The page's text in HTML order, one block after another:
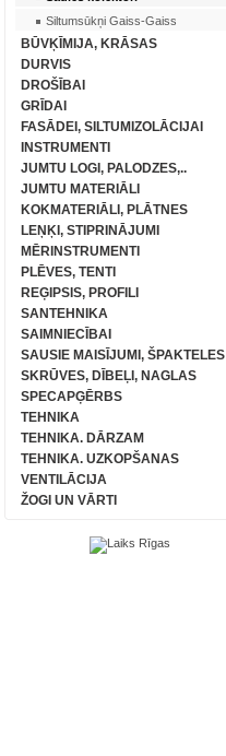
Siltumsūkņi Gaiss-Gaiss
BŪVĶĪMIJA, KRĀSAS
DURVIS
DROŠĪBAI
GRĪDAI
FASĀDEI, SILTUMIZOLĀCIJAI
INSTRUMENTI
JUMTU LOGI, PALODZES,..
JUMTU MATERIĀLI
KOKMATERIĀLI, PLĀTNES
LEŅĶI, STIPRINĀJUMI
MĒRINSTRUMENTI
PLĒVES, TENTI
REĢIPSIS, PROFILI
SANTEHNIKA
SAIMNIECĪBAI
SAUSIE MAISĪJUMI, ŠPAKTELES
SKRŪVES, DĪBEĻI, NAGLAS
SPECAPĢĒRBS
TEHNIKA
TEHNIKA. DĀRZAM
TEHNIKA. UZKOPŠANAS
VENTILĀCIJA
ŽOGI UN VĀRTI